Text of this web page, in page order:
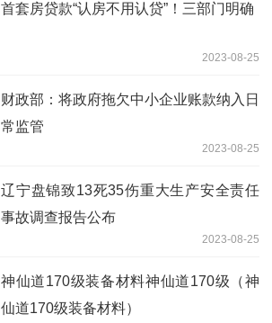
首套房贷款“认房不用认贷”！三部门明确
2023-08-25
财政部：将政府拖欠中小企业账款纳入日
常监管
2023-08-25
辽宁盘锦致13死35伤重大生产安全责任
事故调查报告公布
2023-08-25
神仙道170级装备材料神仙道170级（神
仙道170级装备材料）